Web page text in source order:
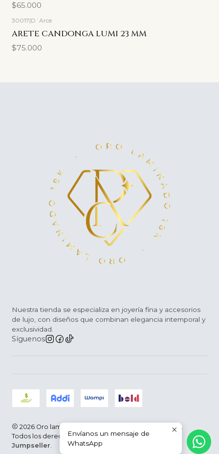
$65.000
30017|D´Arce
ARETE CANDONGA LUMI 23 MM
$75.000
Nuestra tienda se especializa en joyería fina y accesorios
de lujo, con diseños que combinan elegancia intemporal y
exclusividad.
Síguenos
2026 Oro laminado D´Arce |Joyería Fina | Colombia.
Todos los derechos reservados. Desarrollado por
Jumpseller.
Envíanos un mensaje de
WhatsApp